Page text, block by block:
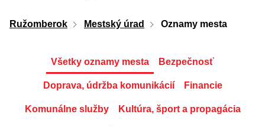
Ružomberok Mestský úrad Oznamy mesta
Všetky oznamy mesta Bezpečnosť
Doprava, údržba komunikácií Financie
Komunálne služby Kultúra, šport a propagácia